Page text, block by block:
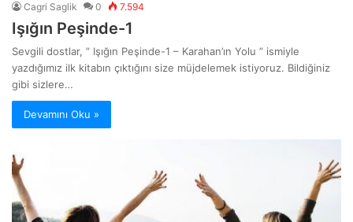
Cagri Saglik 0 7.594
Işığın Peşinde-1
Sevgili dostlar, ” Işığın Peşinde-1 – Karahan’ın Yolu ” ismiyle
yazdığımız ilk kitabın çıktığını size müjdelemek istiyoruz. Bildiğiniz
gibi sizlere…
Devamını Oku »